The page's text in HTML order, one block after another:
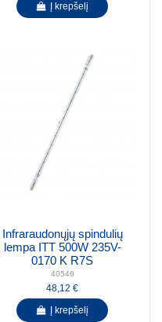
Į krepšelį
Infraraudonųjų spindulių
lempa ITT 500W 235V-
0170 K R7S
40546
48,12 €
Į krepšelį